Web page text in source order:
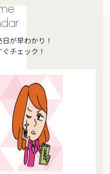
が早わかり！
チェック！